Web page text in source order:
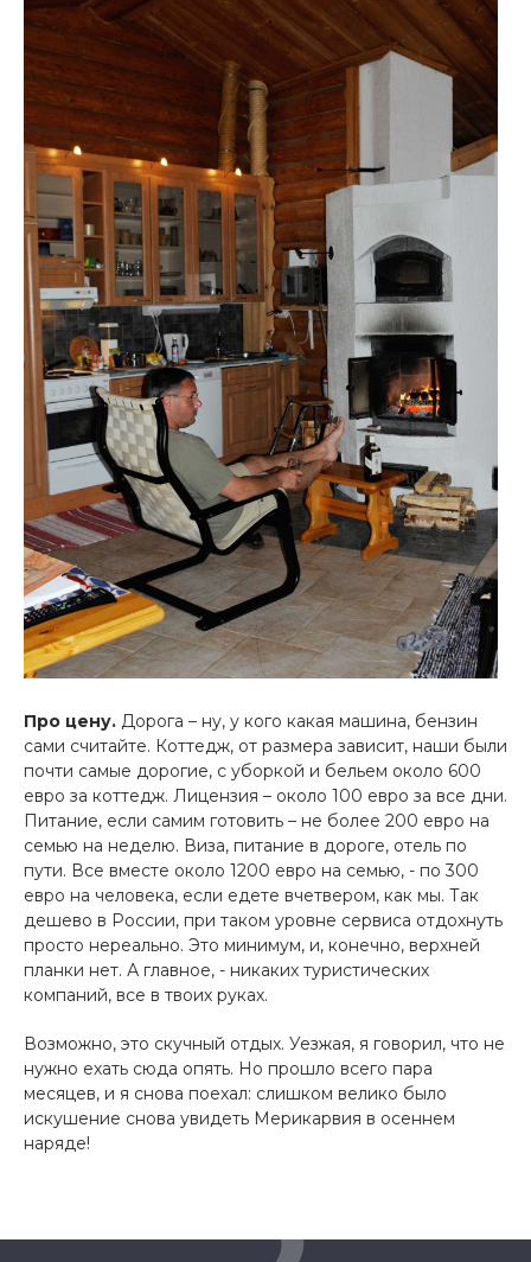
Про цену. Дорога – ну, у кого какая машина, бензин
сами считайте. Коттедж, от размера зависит, наши были
почти самые дорогие, с уборкой и бельем около 600
евро за коттедж. Лицензия – около 100 евро за все дни.
Питание, если самим готовить – не более 200 евро на
семью на неделю. Виза, питание в дороге, отель по
пути. Все вместе около 1200 евро на семью, - по 300
евро на человека, если едете вчетвером, как мы. Так
дешево в России, при таком уровне сервиса отдохнуть
просто нереально. Это минимум, и, конечно, верхней
планки нет. А главное, - никаких туристических
компаний, все в твоих руках.
Возможно, это скучный отдых. Уезжая, я говорил, что не
нужно ехать сюда опять. Но прошло всего пара
месяцев, и я снова поехал: слишком велико было
искушение снова увидеть Мерикарвия в осеннем
наряде!